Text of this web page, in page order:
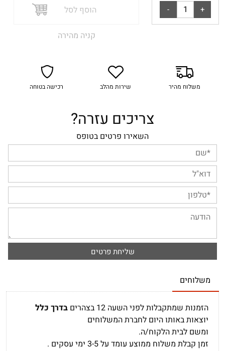
הוסף לסל
קניה מהירה
משלוח מהיר שירות מהלב רכישה בטוחה
צריכים עזרה?
השאירו פרטים בטופס
משלוחים
הזמנות שמתקבלות לפני השעה 12 בצהרים
בדרך כלל
יוצאות באותו היום לחברת המשלוחים
ומשם לבית הלקוח/ה.
זמן קבלת משלוח ממוצע עומד על 3-5 ימי עסקים .